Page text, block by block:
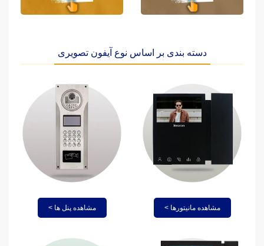
دسته بندی بر اساس نوع آیفون تصویری
مشاهده مانیتورها > مشاهده پنل ها >